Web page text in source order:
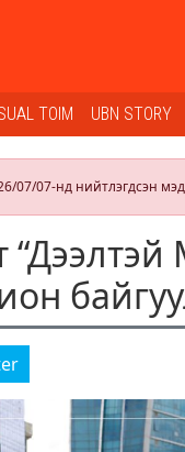
TOIM UBN STORY
07/07-нд нийтлэгдсэн